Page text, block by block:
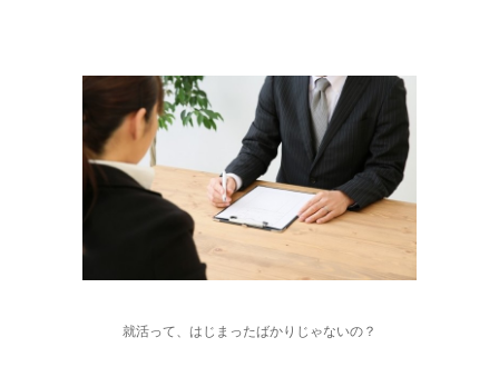
就活って、はじまったばかりじゃないの？